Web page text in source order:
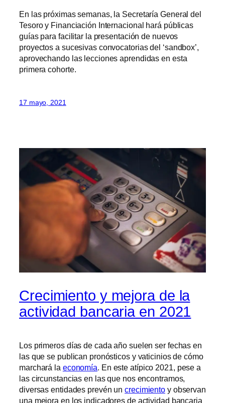
En las próximas semanas, la Secretaría General del
Tesoro y Financiación Internacional hará públicas
guías para facilitar la presentación de nuevos
proyectos a sucesivas convocatorias del ‘sandbox’,
aprovechando las lecciones aprendidas en esta
primera cohorte.
17 mayo, 2021
Crecimiento y mejora de la
actividad bancaria en 2021
Los primeros días de cada año suelen ser fechas en
las que se publican pronósticos y vaticinios de cómo
marchará la economía . En este atípico 2021, pese a
las circunstancias en las que nos encontramos,
diversas entidades prevén uncrecimiento y observan
una mejora en los indicadores de actividad bancaria